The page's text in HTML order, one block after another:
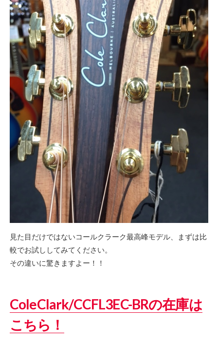
見た目だけではないコールクラーク最高峰モデル、まずは比
較でお試ししてみてください。
その違いに驚きますよー！！
ColeClark/CCFL3EC-BRの在庫は
こちら！